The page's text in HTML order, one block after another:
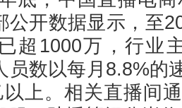
公开数据显示，至
超1000万，行业
员数以每月8.8%的
上。相关直播间